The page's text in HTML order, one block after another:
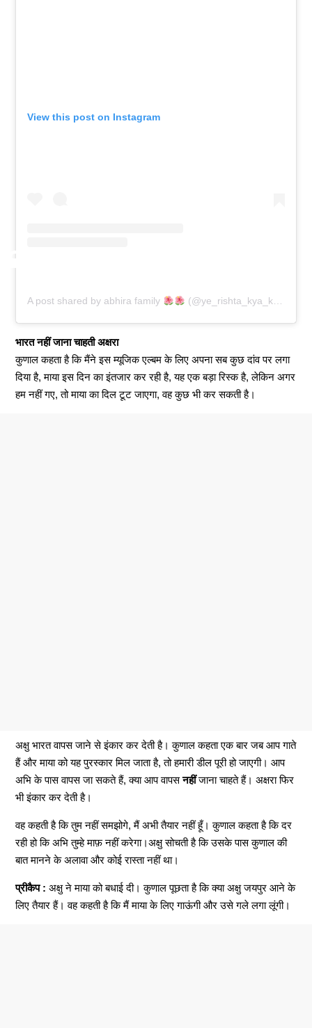
View this post on Instagram
A post shared by abhira family (@ye_rishta_kya_kehlata_haii)
भारत नहीं जाना चाहती अक्षरा
कुणाल कहता है कि मैंने इस म्यूजिक एल्बम के लिए अपना सब कुछ दांव पर लगा
दिया है, माया इस दिन का इंतजार कर रही है, यह एक बड़ा रिस्क है, लेकिन अगर
हम नहीं गए, तो माया का दिल टूट जाएगा, वह कुछ भी कर सकती है।
अक्षु भारत वापस जाने से इंकार कर देती है। कुणाल कहता एक बार जब आप गाते
हैं और माया को यह पुरस्कार मिल जाता है, तो हमारी डील पूरी हो जाएगी। आप
अभि के पास वापस जा सकते हैं, क्या आप वापसनहींजाना चाहते हैं। अक्षरा फिर
भी इंकार कर देती है।
वह कहती है कि तुम नहीं समझोगे, मैं अभी तैयार नहीं हूँ। कुणाल कहता है कि दर
रही हो कि अभि तुम्हे माफ़ नहीं करेगा।अक्षु सोचती है कि उसके पास कुणाल की
बात मानने के अलावा और कोई रास्ता नहीं था।
प्रीकैप : अक्षु ने माया को बधाई दी। कुणाल पूछता है कि क्या अक्षु जयपुर आने के
लिए तैयार हैं। वह कहती है कि मैं माया के लिए गाऊंगी और उसे गले लगा लूंगी।